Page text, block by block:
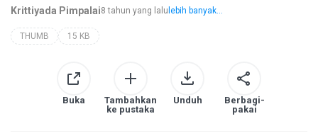
Krittiyada Pimpalai8 tahun yang lalu lebih banyak...
THUMB 15 KB
Buka
Tambahkan
ke pustaka
Unduh
Berbagi-
pakai